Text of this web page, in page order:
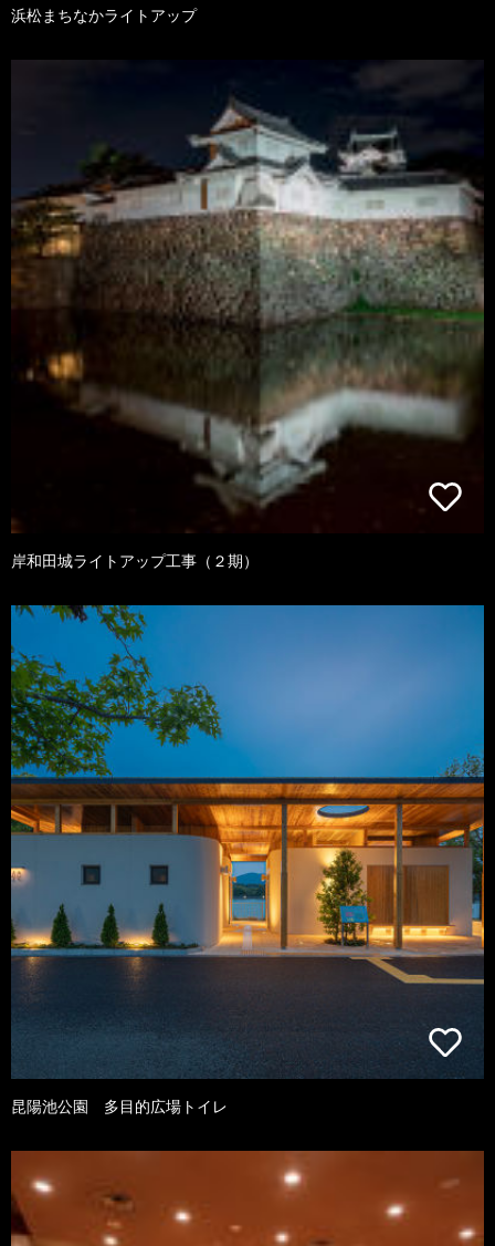
浜松まちなかライトアップ
岸和田城ライトアップ工事（２期）
昆陽池公園 多目的広場トイレ